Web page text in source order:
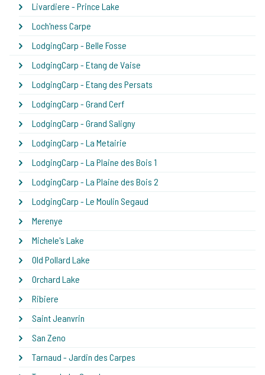
Livardiere - Prince Lake
Loch'ness Carpe
LodgingCarp - Belle Fosse
LodgingCarp - Etang de Vaise
LodgingCarp - Etang des Persats
LodgingCarp - Grand Cerf
LodgingCarp - Grand Saligny
LodgingCarp - La Metairie
LodgingCarp - La Plaine des Bois 1
LodgingCarp - La Plaine des Bois 2
LodgingCarp - Le Moulin Segaud
Merenye
Michele's Lake
Old Pollard Lake
Orchard Lake
Ribiere
Saint Jeanvrin
San Zeno
Tarnaud - Jardin des Carpes